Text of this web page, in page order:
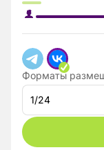
Форматы
1/24